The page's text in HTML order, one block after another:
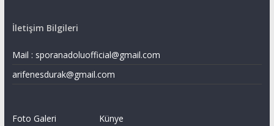
İletişim Bilgileri
Mail : sporanadoluofficial@gmail.com
arifenesdurak@gmail.com
Foto Galeri Künye